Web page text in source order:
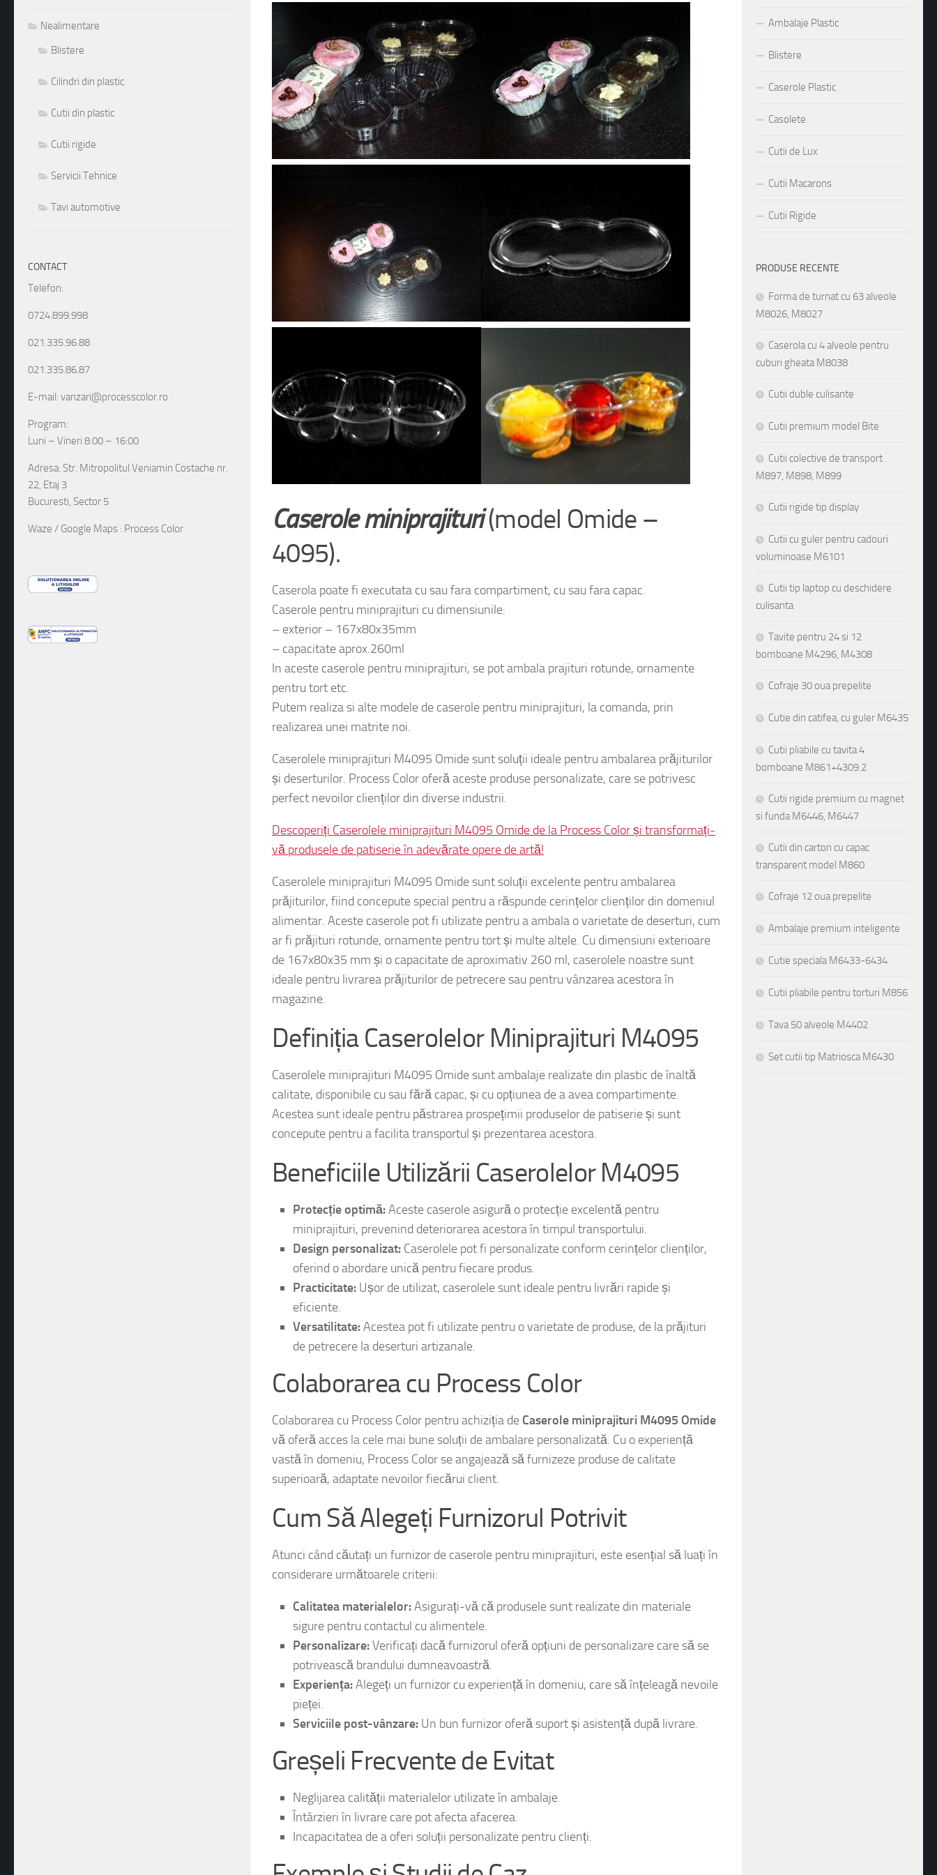
Caserole miniprajituri(model Omide –
4095).
Caserola poate fi executata cu sau fara compartiment, cu sau fara capac.
Caserole pentru miniprajituri cu dimensiunile:
– exterior – 167x80x35mm
– capacitate aprox.260ml
In aceste caserole pentru miniprajituri, se pot ambala prajituri rotunde, ornamente
pentru tort etc.
Putem realiza si alte modele de caserole pentru miniprajituri, la comanda, prin
Caserolele miniprajituri M4095 Omide sunt soluții ideale pentru ambalarea prăjiturilor
și deserturilor. Process Color oferă aceste produse personalizate, care se potrivesc
Descoperiți Caserolele miniprajituri M4095 Omide de la Process Color și transformați-
Caserolele miniprajituri M4095 Omide sunt soluții excelente pentru ambalarea
prăjiturilor, fiind concepute special pentru a răspunde cerințelor clienților din domeniul
alimentar. Aceste caserole pot fi utilizate pentru a ambala o varietate de deserturi, cum
ar fi prăjituri rotunde, ornamente pentru tort și multe altele. Cu dimensiuni exterioare
de 167x80x35 mm și o capacitate de aproximativ 260 ml, caserolele noastre sunt
ideale pentru livrarea prăjiturilor de petrecere sau pentru vânzarea acestora în
Definiția Caserolelor Miniprajituri M4095
Caserolele miniprajituri M4095 Omide sunt ambalaje realizate din plastic de înaltă
calitate, disponibile cu sau fără capac, și cu opțiunea de a avea compartimente.
Acestea sunt ideale pentru păstrarea prospețimii produselor de patiserie și sunt
Beneficiile Utilizării Caserolelor M4095
Protecție optimă:Aceste caserole asigură o protecție excelentă pentru
miniprajituri, prevenind deteriorarea acestora în timpul transportului.
Design personalizat:Caserolele pot fi personalizate conform cerințelor clienților,
oferind o abordare unică pentru fiecare produs.
Practicitate:
eficiente.
Versatilitate: Acestea pot fi utilizate pentru o varietate de produse, de la prăjituri
Colaborarea cu Process Color
Colaborarea cu Process Color pentru achiziția deCaserole miniprajituri M4095 Omide
vă oferă acces la cele mai bune soluții de ambalare personalizată. Cu o experiență
vastă în domeniu, Process Color se angajează să furnizeze produse de calitate
Cum Să Alegeți Furnizorul Potrivit
Atunci când căutați un furnizor de caserole pentru miniprajituri, este esențial să luați în
Calitatea materialelor: Asigurați-vă că produsele sunt realizate din materiale
sigure pentru contactul cu alimentele.
Personalizare:Verificați dacă furnizorul oferă opțiuni de personalizare care să se
potrivească brandului dumneavoastră.
Experiența:
pieței.
Greșeli Frecvente de Evitat
Neglijarea calității materialelor utilizate în ambalaje.
Întârzieri în livrare care pot afecta afacerea.
Nealimentare
Blistere
Cilindri din plastic
Cutii din plastic
Cutii rigide
Servicii Tehnice
Tavi automotive
CONTACT
Telefon:
0724.899.998
021.335.96.88
021.335.86.87
E-mail: vanzari@processcolor.ro
Program:
Luni – Vineri 8:00 – 16:00
Adresa: Str. Mitropolitul Veniamin Costache nr.
22, Etaj 3
Bucuresti, Sector 5
Waze / Google Maps : Process Color
Ambalaje Plastic
Blistere
Caserole Plastic
Casolete
Cutii de Lux
Cutii Macarons
Cutii Rigide
PRODUSE RECENTE
Forma de turnat cu 63 alveole
M8026, M8027
Caserola cu 4 alveole pentru
cuburi gheata M8038
Cutii duble culisante
Cutii premium model Bite
Cutii colective de transport
M897, M898, M899
Cutii rigide tip display
Cutii cu guler pentru cadouri
voluminoase M6101
Cutii tip laptop cu deschidere
culisanta
Tavite pentru 24 si 12
bomboane M4296, M4308
Cofraje 30 oua prepelite
Cutie din catifea, cu guler M6435
Cutii pliabile cu tavita 4
bomboane M861+4309.2
Cutii rigide premium cu magnet
si funda M6446, M6447
Cutii din carton cu capac
transparent model M860
Cofraje 12 oua prepelite
Ambalaje premium inteligente
Cutie speciala M6433-6434
Cutii pliabile pentru torturi M856
Tava 50 alveole M4402
Set cutii tip Matriosca M6430